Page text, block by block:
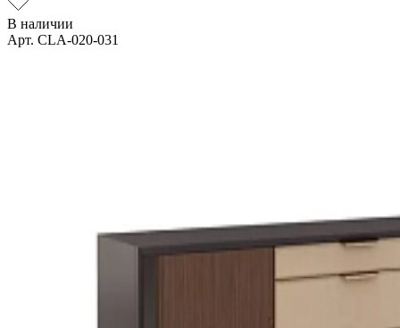
В наличии
Арт. CLA-020-031